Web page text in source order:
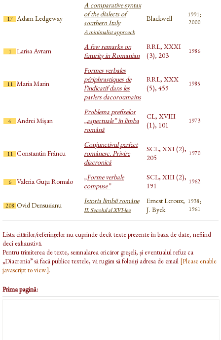
17 Adam Ledgeway
A comparative syntax
of the dialects of
southern Italy
A minimalist approach
Blackwell
1991;
2000
1 Larisa Avram
A few remarks on
futurity in Romanian
RRL, XXXI
(3), 203
1986
11 Maria Marin
Formes verbales
périphrastiques de
l’indicatif dans les
parlers dacoroumains
RRL, XXX
(5), 459
1985
4 Andrei Mișan
Problema prefixelor
„aspectuale” în limba
română
CL, XVIII
(1), 101
1973
11 Constantin Frâncu
Conjunctivul perfect
românesc. Privire
diacronică
SCL, XXI (2),
205
1970
6 Valeria Guțu Romalo
„Forme verbale
compuse”
SCL, XIII (2),
191
1962
208 Ovid Densusianu Istoria limbii române
II. Secolul al XVI-lea
Ernest Leroux;
J. Byck
1938;
1961
Lista citărilor/referințelor nu cuprinde decît texte prezente în baza de date, nefiind
deci exhaustivă.
Pentru trimiterea de texte, semnalarea oricăror greșeli, și eventualul refuz ca
„Diacronia” să facă publice textele, vă rugăm să folosiți adresa de email [Please enable
javascript to view.].
Prima pagină: